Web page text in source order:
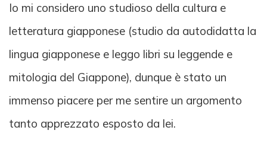
Io mi considero uno studioso della cultura e
letteratura giapponese (studio da autodidatta la
lingua giapponese e leggo libri su leggende e
mitologia del Giappone), dunque è stato un
immenso piacere per me sentire un argomento
tanto apprezzato esposto da lei.